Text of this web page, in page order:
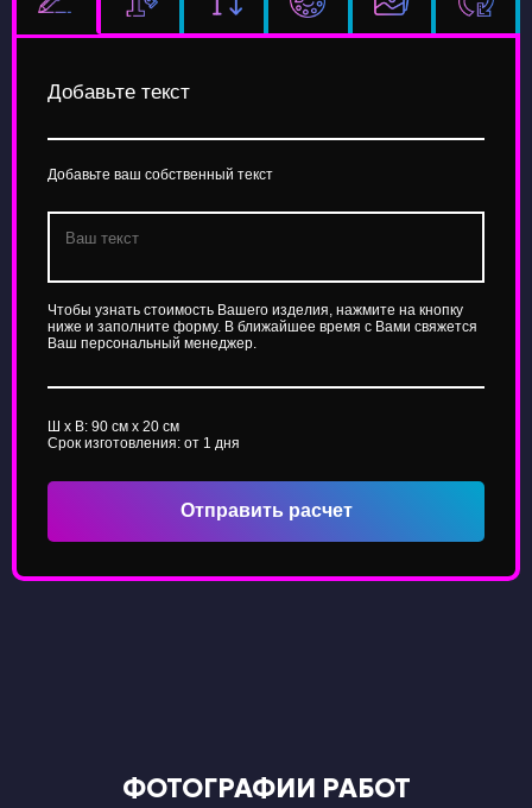
Добавьте текст
Добавьте ваш собственный текст
Чтобы узнать стоимость Вашего изделия, нажмите на кнопку
ниже и заполните форму. В ближайшее время с Вами свяжется
Ваш персональный менеджер.
Ш x В: 90 см x 20 см
Срок изготовления: от 1 дня
Отправить расчет
ФОТОГРАФИИ РАБОТ